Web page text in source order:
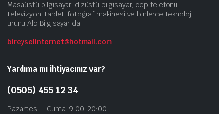
Masaüstü bilgisayar, dizüstü bilgisayar, cep telefonu,
televizyon, tablet, fotoğraf makinesi ve binlerce teknoloji
ürünü Alp Bilgisayar da.
bireyselinternet@hotmail.com
Yardıma mı ihtiyacınız var?
(0505) 455 12 34
Pazartesi – Cuma: 9:00-20:00